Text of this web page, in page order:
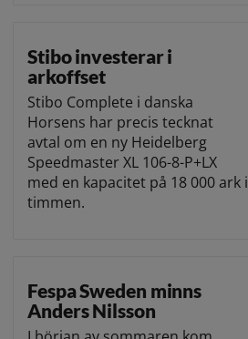
Stibo investerar i
arkoffset
Stibo Complete i danska
Horsens har precis tecknat
avtal om en ny Heidelberg
Speedmaster XL 106-8-P+LX
med en kapacitet på 18 000 ark i
timmen.
Fespa Sweden minns
Anders Nilsson